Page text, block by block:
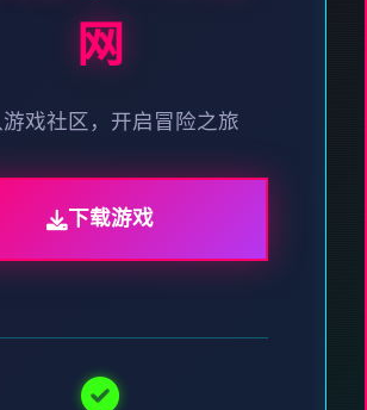
网
戏社区，开启冒险之旅
下载游戏